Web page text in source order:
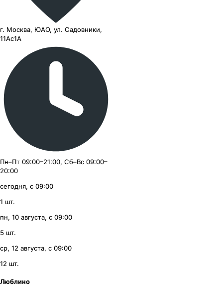
г. Москва, ЮАО, ул. Садовники,
11Ас1А
Пн–Пт 09:00–21:00, Сб–Вс 09:00–
20:00
сегодня, с 09:00
1 шт.
пн, 10 августа, с 09:00
5 шт.
ср, 12 августа, с 09:00
12 шт.
Люблино